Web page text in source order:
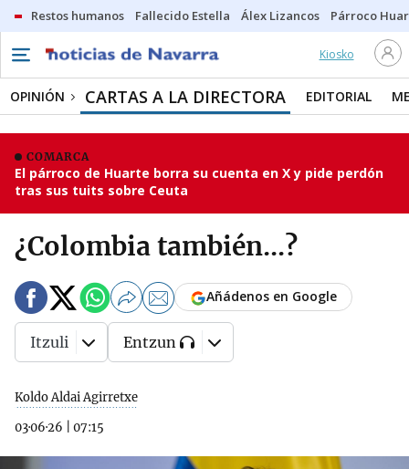
Restos humanos Fallecido Estella Álex Lizancos Párroco
Kiosko
OPINIÓN CARTAS A LA DIRECTORA EDITORIAL
COMARCA
El párroco de Huarte borra su cuenta en X y pide perdón
tras sus tuits sobre Ceuta
¿Colombia también...?
Koldo Aldai Agirretxe
03·06·26
07:15
Añádenos en Google
Itzuli Entzun